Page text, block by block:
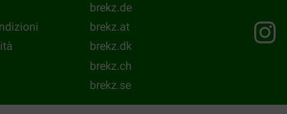
brekz.de
brekz.at
brekz.dk
brekz.ch
brekz.se